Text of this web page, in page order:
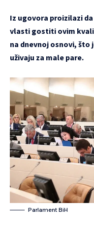
Iz ugovora proizilazi
vlasti gostiti ovim
na dnevnoj osnovi, što
uživaju za male pare.
Parlament BiH